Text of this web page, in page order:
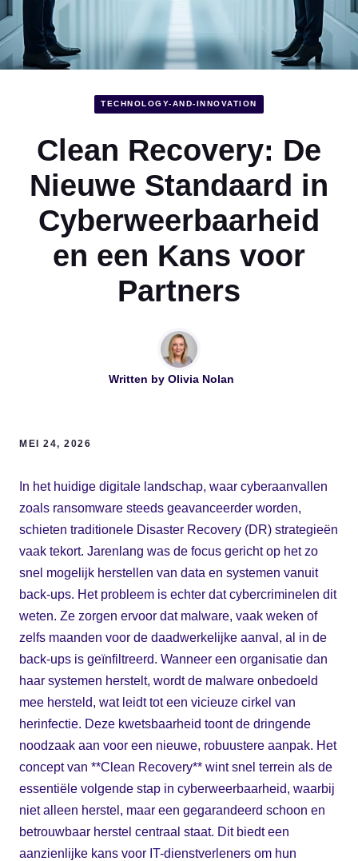
TECHNOLOGY-AND-INNOVATION
Clean Recovery: De
Nieuwe Standaard in
Cyberweerbaarheid
en een Kans voor
Partners
Written by Olivia Nolan
MEI 24, 2026
In het huidige digitale landschap, waar cyberaanvallen
zoals ransomware steeds geavanceerder worden,
schieten traditionele Disaster Recovery (DR) strategieën
vaak tekort. Jarenlang was de focus gericht op het zo
snel mogelijk herstellen van data en systemen vanuit
back-ups. Het probleem is echter dat cybercriminelen dit
weten. Ze zorgen ervoor dat malware, vaak weken of
zelfs maanden voor de daadwerkelijke aanval, al in de
back-ups is geïnfiltreerd. Wanneer een organisatie dan
haar systemen herstelt, wordt de malware onbedoeld
mee hersteld, wat leidt tot een vicieuze cirkel van
herinfectie. Deze kwetsbaarheid toont de dringende
noodzaak aan voor een nieuwe, robuustere aanpak. Het
concept van **Clean Recovery** wint snel terrein als de
essentiële volgende stap in cyberweerbaarheid, waarbij
niet alleen herstel, maar een gegarandeerd schoon en
betrouwbaar herstel centraal staat. Dit biedt een
aanzienlijke kans voor IT-dienstverleners om hun